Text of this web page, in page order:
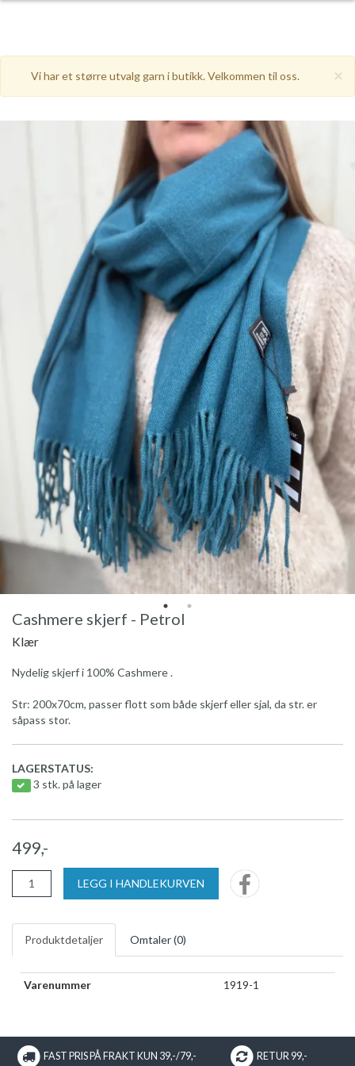
×
Vi har et større utvalg garn i butikk. Velkommen til oss.
Cashmere skjerf - Petrol
Klær
Nydelig skjerf i 100% Cashmere .
Str: 200x70cm, passer flott som både skjerf eller sjal, da str. er
såpass stor.
LAGERSTATUS:
3 stk. på lager
499,-
LEGG I HANDLEKURVEN
Produktdetaljer Omtaler (0)
Varenummer 1919-1
FAST PRIS PÅ FRAKT KUN 39,-/79,- RETUR 99,-